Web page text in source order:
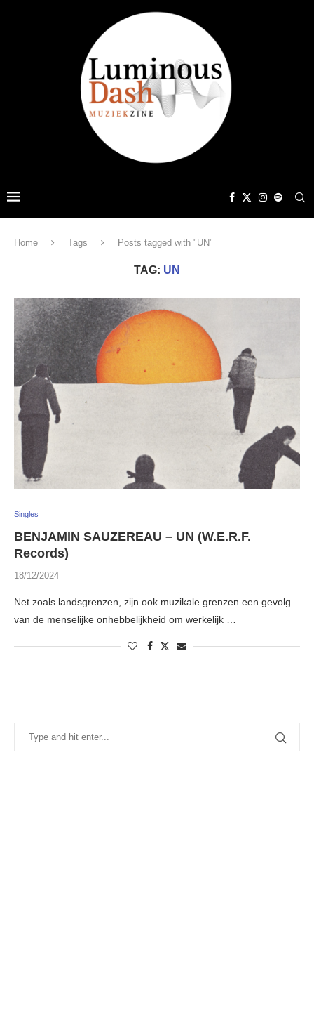
Home Tags Posts tagged with "UN"
TAG: UN
Singles
BENJAMIN SAUZEREAU – UN (W.E.R.F.
Records)
18/12/2024
Net zoals landsgrenzen, zijn ook muzikale grenzen een gevolg
van de menselijke onhebbelijkheid om werkelijk …